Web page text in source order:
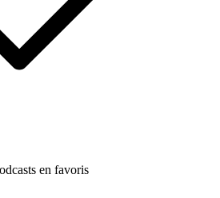
en favoris